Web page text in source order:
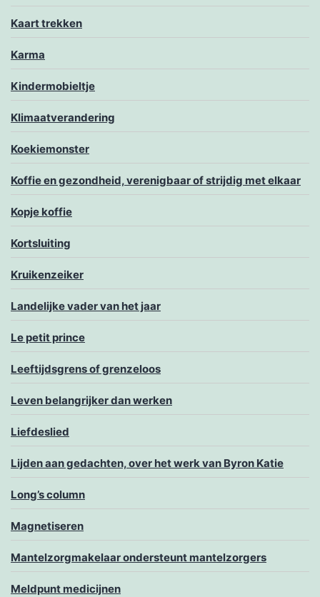
Kaart trekken
Karma
Kindermobieltje
Klimaatverandering
Koekiemonster
Koffie en gezondheid, verenigbaar of strijdig met elkaar
Kopje koffie
Kortsluiting
Kruikenzeiker
Landelijke vader van het jaar
Le petit prince
Leeftijdsgrens of grenzeloos
Leven belangrijker dan werken
Liefdeslied
Lijden aan gedachten, over het werk van Byron Katie
Long’s column
Magnetiseren
Mantelzorgmakelaar ondersteunt mantelzorgers
Meldpunt medicijnen